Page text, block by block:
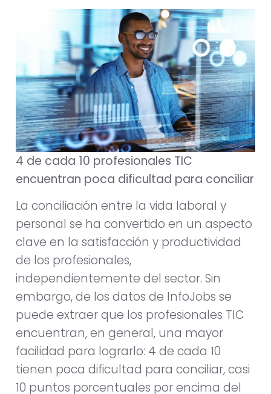
4 de cada 10 profesionales TIC
encuentran poca dificultad para conciliar
La conciliación entre la vida laboral y
personal se ha convertido en un aspecto
clave en la satisfacción y productividad
de los profesionales,
independientemente del sector. Sin
embargo, de los datos de InfoJobs se
puede extraer que los profesionales TIC
encuentran, en general, una mayor
facilidad para lograrlo: 4 de cada 10
tienen poca dificultad para conciliar, casi
10 puntos porcentuales por encima del